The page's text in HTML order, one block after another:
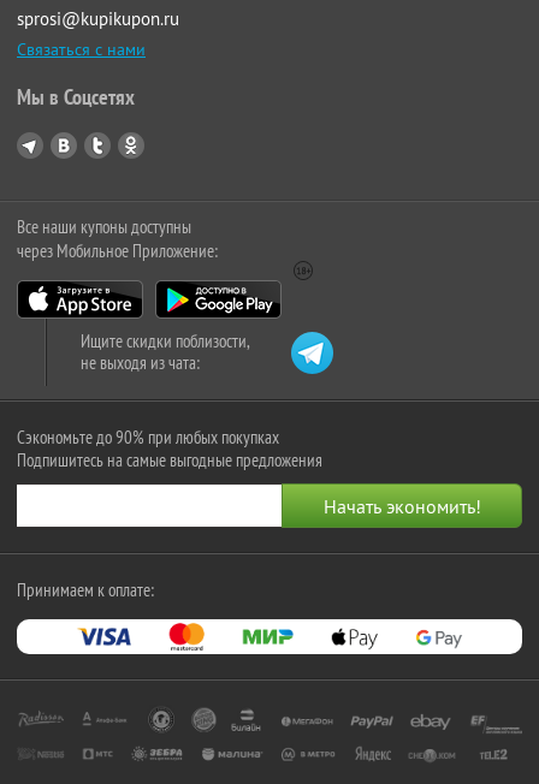
sprosi@kupikupon.ru
Связаться с нами
Мы в Соцсетях
Все наши купоны доступны
через Мобильное Приложение:
Ищите скидки поблизости,
не выходя из чата:
Сэкономьте до 90% при любых покупках
Подпишитесь на самые выгодные предложения
Принимаем к оплате: